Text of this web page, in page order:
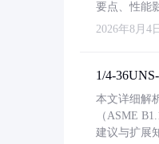
要点、性能
2026年8月4
1/4-
本文详细解
（ASME
建议与扩展